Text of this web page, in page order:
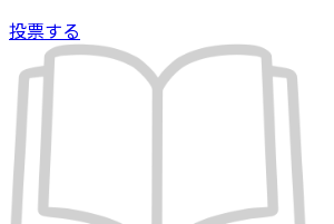
投票する